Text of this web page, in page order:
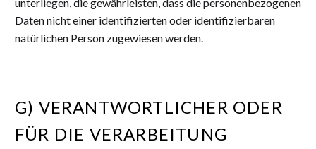
Daten nicht einer identifizierten oder identifizierbaren
natürlichen Person zugewiesen werden.
G) VERANTWORTLICHER ODER
FÜR DIE VERARBEITUNG